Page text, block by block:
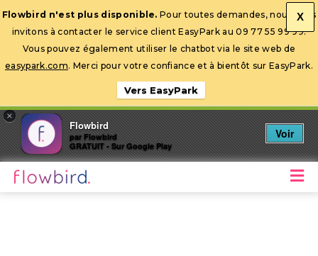
Ouvrir la barre d’outils
X
Flowbird n'est plus disponible. Pour toutes demandes, nous vous
invitons à contacter le service client EasyPark au 09 77 55 99 99.
Vous pouvez également utiliser le chatbot via le site web de
easypark.com. Merci pour votre confiance et à bientôt sur EasyPark.
Vers EasyPark
×
Flowbird
par Flowbird
GRATUIT - Sur Google Play
Voir